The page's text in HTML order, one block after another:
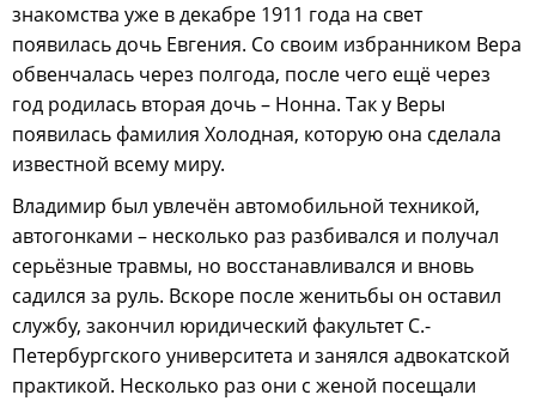
знакомства уже в декабре 1911 года на свет
появилась дочь Евгения. Со своим избранником Вера
обвенчалась через полгода, после чего ещё через
год родилась вторая дочь – Нонна. Так у Веры
появилась фамилия Холодная, которую она сделала
известной всему миру.
Владимир был увлечён автомобильной техникой,
автогонками – несколько раз разбивался и получал
серьёзные травмы, но восстанавливался и вновь
садился за руль. Вскоре после женитьбы он оставил
службу, закончил юридический факультет С.-
Петербургского университета и занялся адвокатской
практикой. Несколько раз они с женой посещали